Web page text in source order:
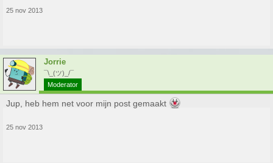
25 nov 2013
Jorrie
¯\_(ツ)_/¯
Moderator
Jup, heb hem net voor mijn post gemaakt
25 nov 2013